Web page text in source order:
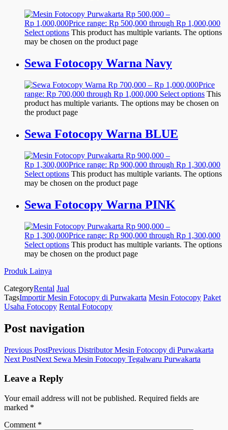
Rp 500,000 –
Rp 1,000,000Price range: Rp 500,000 through Rp 1,000,000
Select options This product has multiple variants. The options
may be chosen on the product page
Sewa Fotocopy Warna Navy
Rp 700,000 – Rp 1,000,000Price
range: Rp 700,000 through Rp 1,000,000 Select options This
product has multiple variants. The options may be chosen on
the product page
Sewa Fotocopy Warna BLUE
Rp 900,000 –
Rp 1,300,000Price range: Rp 900,000 through Rp 1,300,000
Select options This product has multiple variants. The options
may be chosen on the product page
Sewa Fotocopy Warna PINK
Rp 900,000 –
Rp 1,300,000Price range: Rp 900,000 through Rp 1,300,000
Select options This product has multiple variants. The options
may be chosen on the product page
Produk Lainya
CategoryRental Jual
TagsImportir Mesin Fotocopy di Purwakarta Mesin Fotocopy Paket
Usaha Fotocopy Rental Fotocopy
Post navigation
Previous PostPrevious Distributor Mesin Fotocopy di Purwakarta
Next PostNext Sewa Mesin Fotocopy Tegalwaru Purwakarta
Leave a Reply
Your email address will not be published. Required fields are
marked *
Comment *